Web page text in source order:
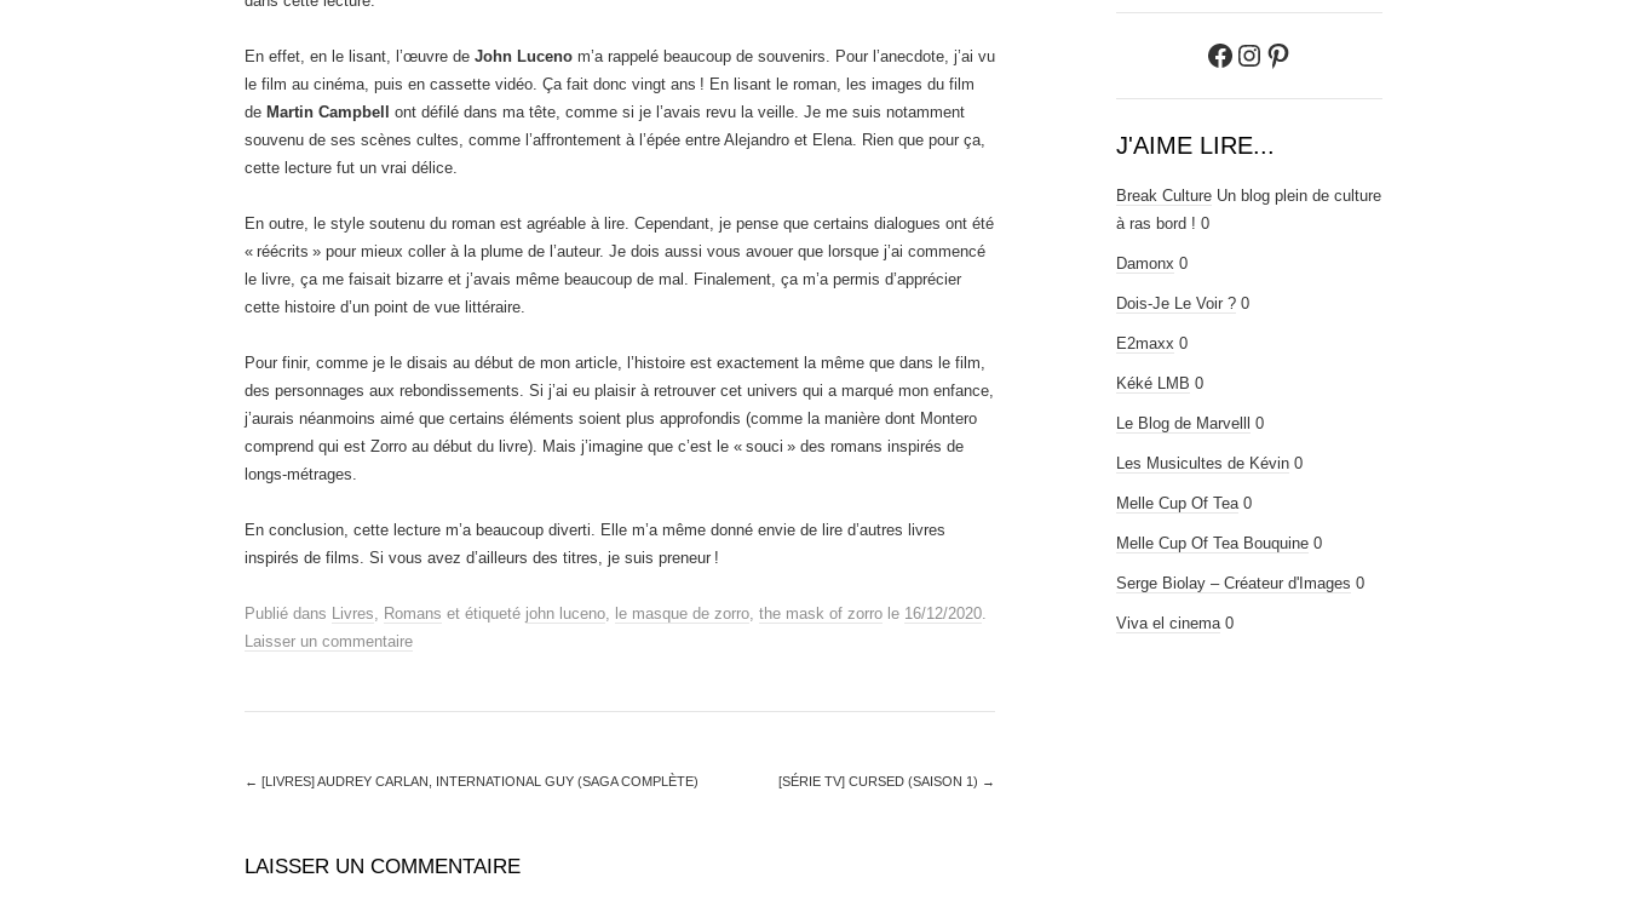
En effet, en le lisant, l’œuvre de John Luceno m’a rappelé beaucoup de souvenirs. Pour l’anecdote, j’ai vu
le film au cinéma, puis en cassette vidéo. Ça fait donc vingt ans ! En lisant le roman, les images du film
de Martin Campbell
ont défilé dans ma tête, comme si je l’avais revu la veille. Je me suis notamment
souvenu de ses scènes cultes, comme l’affrontement à l’épée entre Alejandro et Elena. Rien que pour ça,
cette lecture fut un vrai délice.
En outre, le style soutenu du roman est agréable à lire. Cependant, je pense que certains dialogues ont été
« réécrits » pour mieux coller à la plume de l’auteur. Je dois aussi vous avouer que lorsque j’ai commencé
le livre, ça me faisait bizarre et j’avais même beaucoup de mal. Finalement, ça m’a permis d’apprécier
cette histoire d’un point de vue littéraire.
Pour finir, comme je le disais au début de mon article, l’histoire est exactement la même que dans le film,
des personnages aux rebondissements. Si j’ai eu plaisir à retrouver cet univers qui a marqué mon enfance,
j’aurais néanmoins aimé que certains éléments soient plus approfondis (comme la manière dont Montero
comprend qui est Zorro au début du livre). Mais j’imagine que c’est le « souci » des romans inspirés de
longs-métrages.
En conclusion, cette lecture m’a beaucoup diverti. Elle m’a même donné envie de lire d’autres livres
inspirés de films. Si vous avez d’ailleurs des titres, je suis preneur !
Publié dans Livres Romans et étiqueté john luceno le masque de zorro the mask of zorro le 16/12/2020
Laisser un commentaire
← [LIVRES] AUDREY CARLAN, INTERNATIONAL GUY (SAGA COMPLÈTE) [SÉRIE TV] CURSED (SAISON 1) →
LAISSER UN COMMENTAIRE
Facebook
Instagram
Pinterest
J'AIME LIRE...
Break Culture Un blog plein de culture
à ras bord ! 0
Damonx 0
Dois-Je Le Voir ? 0
E2maxx 0
Kéké LMB 0
Le Blog de Marvelll 0
Les Musicultes de Kévin 0
Melle Cup Of Tea 0
Melle Cup Of Tea Bouquine 0
Serge Biolay – Créateur d'Images 0
Viva el cinema 0